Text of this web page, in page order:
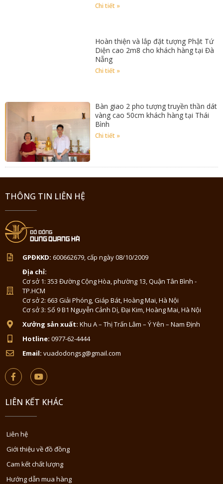
Chi tiết »
Hoàn thiện và lắp đặt tượng Phật Tứ
Diện cao 2m8 cho khách hàng tại Đà
Nẵng
Chi tiết »
Bàn giao 2 pho tượng truyền thần dát
vàng cao 50cm khách hàng tại Thái
Bình
Chi tiết »
THÔNG TIN LIÊN HỆ
GPĐKKD: 600662679, cấp ngày 08/10/2009
Địa chỉ:
Cơ sở 1: 353 Đường Cộng Hòa, phường 13, Quận Tân Bình -
TP.HCM
Cơ sở 2: 663 Giải Phóng, Giáp Bát, Hoàng Mai, Hà Nội
Cơ sở 3: Số 9 B1 Nguyễn Cảnh Dị, Đại Kim, Hoàng Mai, Hà Nội
Xưởng sản xuất: Khu A – Thị Trấn Lâm – Ý Yên – Nam Định
Hotline: 0977-62-4444
Email: vuadodongsg@gmail.com
LIÊN KẾT KHÁC
Liên hệ
Giới thiệu về đồ đồng
Cam kết chất lượng
Hướng dẫn mua hàng